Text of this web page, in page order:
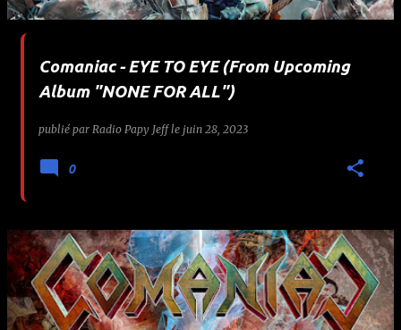
Comaniac - EYE TO EYE (From Upcoming
Album "NONE FOR ALL")
publié par Radio Papy Jeff le juin 28, 2023
0